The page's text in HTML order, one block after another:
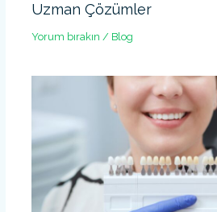
Uzman Çözümler
Yorum bırakın / Blog